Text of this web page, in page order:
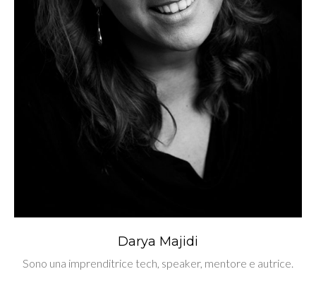
Darya Majidi
Sono una imprenditrice tech, speaker, mentore e autrice.